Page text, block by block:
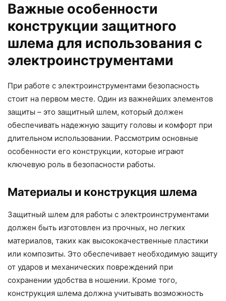
Важные особенности
конструкции защитного
шлема для использования с
электроинструментами
При работе с электроинструментами безопасность
стоит на первом месте. Один из важнейших элементов
защиты – это защитный шлем, который должен
обеспечивать надежную защиту головы и комфорт при
длительном использовании. Рассмотрим основные
особенности его конструкции, которые играют
ключевую роль в безопасности работы.
Материалы и конструкция шлема
Защитный шлем для работы с электроинструментами
должен быть изготовлен из прочных, но легких
материалов, таких как высококачественные пластики
или композиты. Это обеспечивает необходимую защиту
от ударов и механических повреждений при
сохранении удобства в ношении. Кроме того,
конструкция шлема должна учитывать возможность